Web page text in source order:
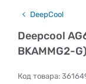
DeepCool
Deepcool
BKAMMG2-G)
Код товара: